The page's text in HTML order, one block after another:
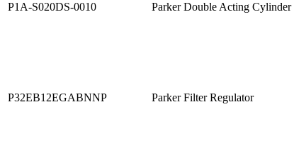
P1A-S020DS-0010 Parker Double Acting Cylinder
P32EB12EGABNNP Parker Filter Regulator